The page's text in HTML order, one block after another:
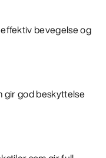
bevegelse og
gir god beskyttelse